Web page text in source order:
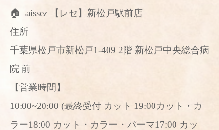
🏠Laissez 【レセ】新松戸駅前店
住所
千葉県松戸市新松戸1-409 2階 新松戸中央総合病
院 前
【営業時間】
10:00~20:00 (最終受付 カット 19:00カット・カ
ラー18:00 カット・カラー・パーマ17:00 カッ